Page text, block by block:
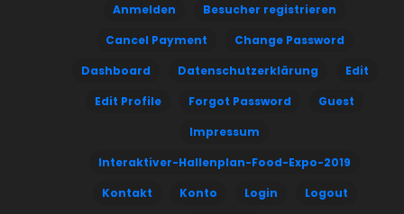
Anmelden
Besucher registrieren
Cancel Payment
Change Password
Dashboard
Datenschutzerklärung
Edit
Edit Profile
Forgot Password
Guest
Impressum
Interaktiver-Hallenplan-Food-Expo-2019
Kontakt
Konto Login
Logout